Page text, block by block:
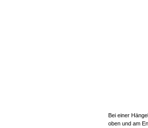
Bei einer
oben und am